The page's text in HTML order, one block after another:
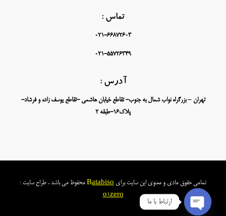
تماس :
021-66872603
021-55726349
آدرس :
تهران – بزرگراه نواب شمال به جنوب- تقاطع خیابان هاشمی -تقاطع یوسف زاده و فرشاد-
پلاک16-طبقه 2
تمامی حقوق مادی و معنوی این سایت برای Batabiso
محفوظ می باشد . طراح سایت :
o1zero
ارتباط با ما